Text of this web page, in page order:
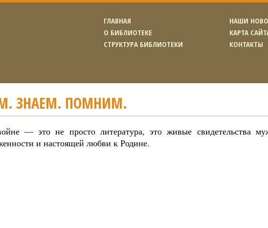
ГЛАВНАЯ
О БИБЛИОТЕКЕ
СТРУКТУРА БИБЛИОТЕКИ
НАШИ
КАРТА
КОНТАКТЫ
ЗНАЕМ. ПОМНИМ.
— это не просто литература, это живые свидетельства
и настоящей любви к Родине.